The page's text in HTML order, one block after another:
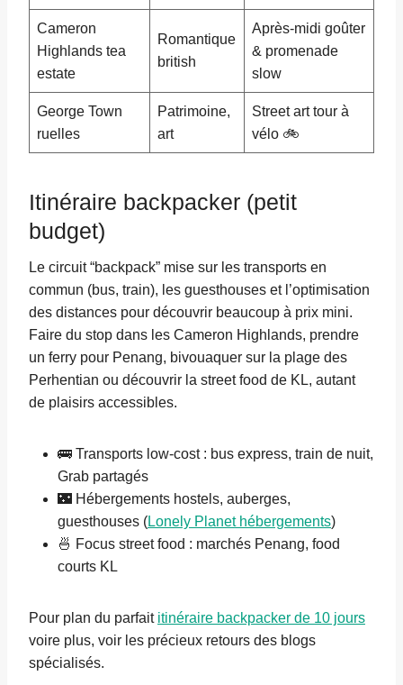
Cameron
Highlands tea
estate
Romantique
british
Après-midi goûter
& promenade
slow
George Town
ruelles
Patrimoine,
art
Street art tour à
vélo 🚲
Itinéraire backpacker (petit
budget)
Le circuit “backpack” mise sur les transports en
commun (bus, train), les guesthouses et l’optimisation
des distances pour découvrir beaucoup à prix mini.
Faire du stop dans les Cameron Highlands, prendre
un ferry pour Penang, bivouaquer sur la plage des
Perhentian ou découvrir la street food de KL, autant
de plaisirs accessibles.
🚌 Transports low-cost : bus express, train de nuit,
Grab partagés
🌃 Hébergements hostels, auberges,
guesthouses (Lonely Planet hébergements)
🍜 Focus street food : marchés Penang, food
courts KL
Pour plan du parfait itinéraire backpacker de 10 jours
voire plus, voir les précieux retours des blogs
spécialisés.